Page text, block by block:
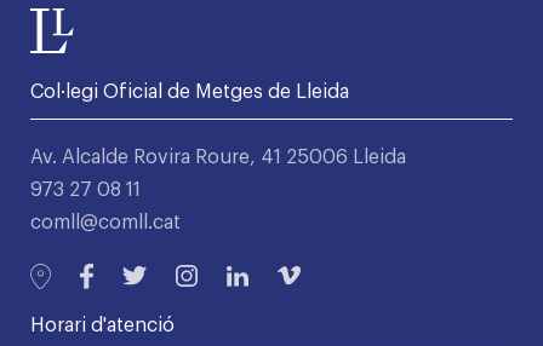
Col·legi Oficial de Metges de Lleida
Av. Alcalde Rovira Roure, 41 25006 Lleida
973 27 08 11
comll@comll.cat
Horari d'atenció